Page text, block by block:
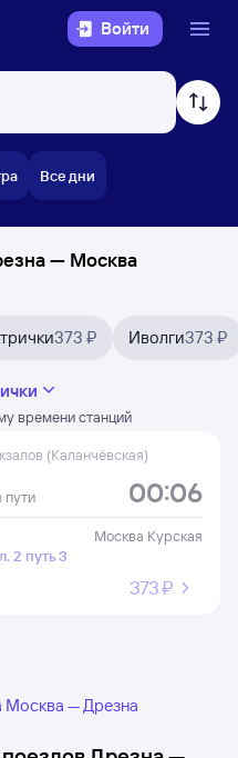
Войти
Все дни
— Москва
373 ₽ Иволги373 ₽
времени станций
(Каланчёвская)
пути 00:06
Москва Курская
2 путь 3
373 ⁠₽
Москва — Дрезна